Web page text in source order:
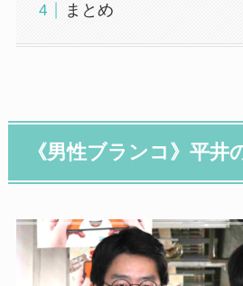
まとめ
《男性ブランコ》平井